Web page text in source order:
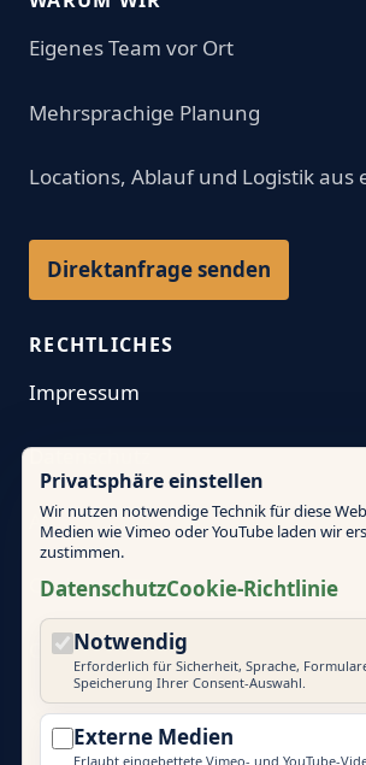
Eigenes Team vor Ort
Mehrsprachige Planung
Locations, Ablauf und Logistik aus
Direktanfrage senden
RECHTLICHES
Impressum
Datenschutz
AGB
Cookie-Richtlinie
Cookie-Einstellungen
Privatsphäre einstellen
Wir nutzen notwendige Technik für diese
Medien wie Vimeo oder YouTube laden wir
zustimmen.
DatenschutzCookie-Richtlinie
Notwendig
Erforderlich für Sicherheit, Sprache,
Speicherung Ihrer Consent-Auswahl.
Externe Medien
Erlaubt eingebettete Vimeo- und YouTube-